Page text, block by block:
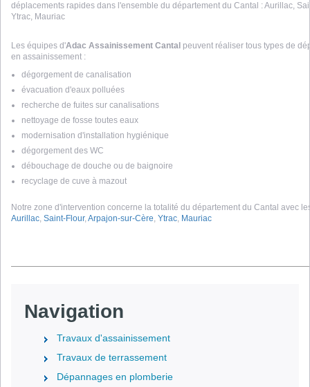
déplacements rapides dans l'ensemble du département du Cantal : Aurillac,
Ytrac, Mauriac
Les équipes d'Adac Assainissement Cantal peuvent réaliser tous types de
en assainissement :
dégorgement de canalisation
évacuation d'eaux polluées
recherche de fuites sur canalisations
nettoyage de fosse toutes eaux
modernisation d'installation hygiénique
dégorgement des WC
débouchage de douche ou de baignoire
recyclage de cuve à mazout
Notre zone d'intervention concerne la totalité du département du Cantal avec
Aurillac, Saint-Flour,Arpajon-sur-Cère, Ytrac, Mauriac
Navigation
Travaux d'assainissement
Travaux de terrassement
Dépannages en plomberie